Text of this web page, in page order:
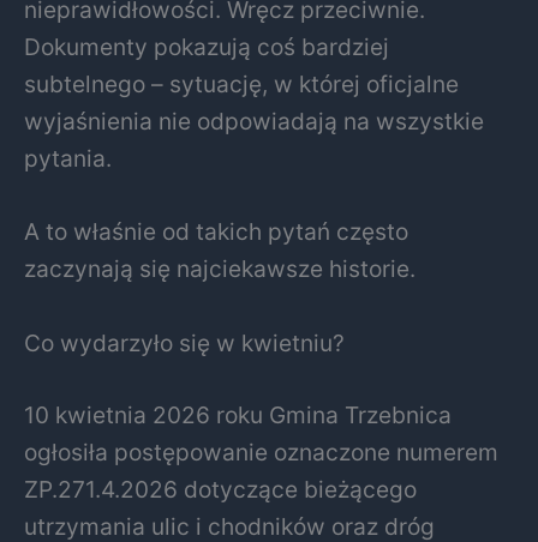
nieprawidłowości. Wręcz przeciwnie.
Dokumenty pokazują coś bardziej
subtelnego – sytuację, w której oficjalne
wyjaśnienia nie odpowiadają na wszystkie
pytania.
A to właśnie od takich pytań często
zaczynają się najciekawsze historie.
Co wydarzyło się w kwietniu?
10 kwietnia 2026 roku Gmina Trzebnica
ogłosiła postępowanie oznaczone numerem
ZP.271.4.2026 dotyczące bieżącego
utrzymania ulic i chodników oraz dróg